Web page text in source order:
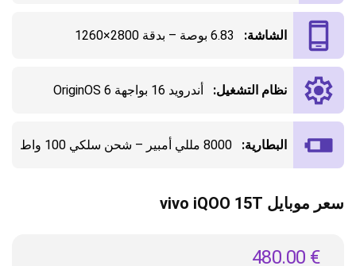
الشاشة: 6.83 بوصة – بدقة 2800×1260
نظام التشغيل: أندرويد 16 بواجهة OriginOS 6
البطارية: 8000 مللي أمبير – شحن سلكي 100 واط
سعر موبايل vivo iQOO 15T
€
480.00